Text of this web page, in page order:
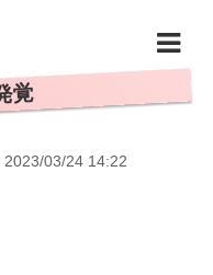
覚
2023/03/24 14:22